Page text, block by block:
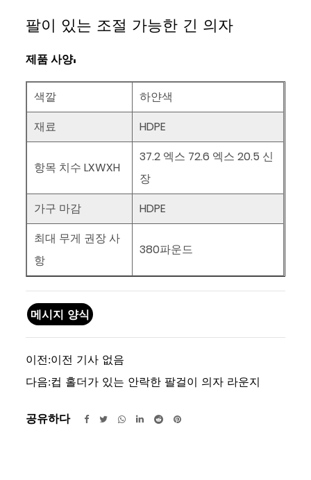
팔이 있는 조절 가능한 긴 의자
제품 사양:
색깔
하얀색
재료
HDPE
항목 치수 LXWXH
37.2 엑스 72.6 엑스20.5 신
장
가구 마감
HDPE
최대 무게 권장 사
항
380파운드
메시지 양식
이전:이전 기사 없음
다음:컵 홀더가 있는 안락한 팔걸이 의자 라운지
공유하다